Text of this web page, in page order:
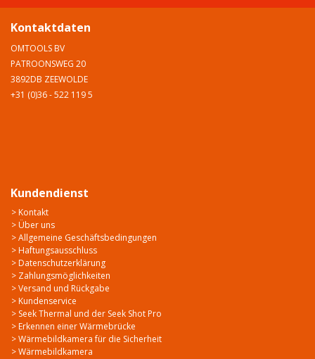
Kontaktdaten
OMTOOLS BV
PATROONSWEG 20
3892DB ZEEWOLDE
+31 (0)36 - 522 119 5
Kundendienst
> Kontakt
> Über uns
> Allgemeine Geschäftsbedingungen
> Haftungsausschluss
> Datenschutzerklärung
> Zahlungsmöglichkeiten
> Versand und Rückgabe
> Kundenservice
> Seek Thermal und der Seek Shot Pro
> Erkennen einer Wärmebrücke
> Wärmebildkamera für die Sicherheit
> Wärmebildkamera